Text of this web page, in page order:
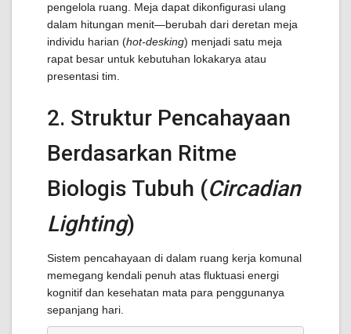
pengelola ruang. Meja dapat dikonfigurasi ulang
dalam hitungan menit—berubah dari deretan meja
individu harian (hot-desking) menjadi satu meja
rapat besar untuk kebutuhan lokakarya atau
presentasi tim.
2. Struktur Pencahayaan
Berdasarkan Ritme
Biologis Tubuh (Circadian
Lighting)
Sistem pencahayaan di dalam ruang kerja komunal
memegang kendali penuh atas fluktuasi energi
kognitif dan kesehatan mata para penggunanya
sepanjang hari.